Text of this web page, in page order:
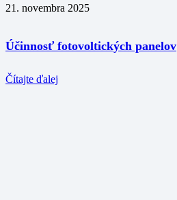
21. novembra 2025
Účinnosť fotovoltických panelov
Čítajte ďalej